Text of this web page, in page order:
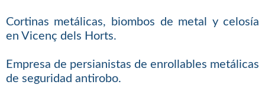
Cortinas metálicas, biombos de metal y celosía
en Vicenç dels Horts.
Empresa de persianistas de enrollables metálicas
de seguridad antirobo.